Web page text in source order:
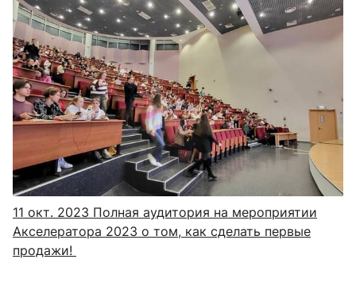
11 окт. 2023 Полная аудитория на мероприятии
Акселератора 2023 о том, как сделать первые
продажи!